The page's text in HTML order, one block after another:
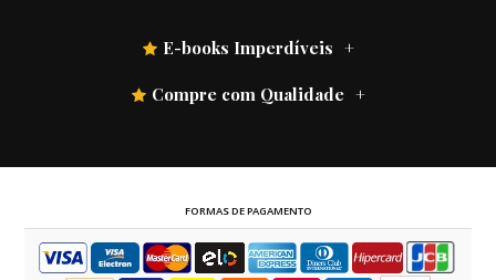
E-books Imperdíveis
Compre com Qualidade
FORMAS DE PAGAMENTO